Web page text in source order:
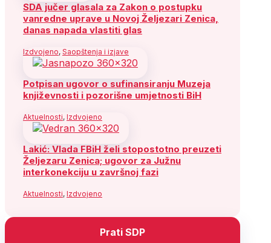
SDA jučer glasala za Zakon o postupku
vanredne uprave u Novoj Željezari Zenica,
danas napada vlastiti glas
Izdvojeno, Saopštenja i izjave
Potpisan ugovor o sufinansiranju Muzeja
književnosti i pozorišne umjetnosti BiH
Aktuelnosti, Izdvojeno
Lakić: Vlada FBiH želi stopostotno preuzeti
Željezaru Zenica; ugovor za Južnu
interkonekciju u završnoj fazi
Aktuelnosti, Izdvojeno
Prati SDP